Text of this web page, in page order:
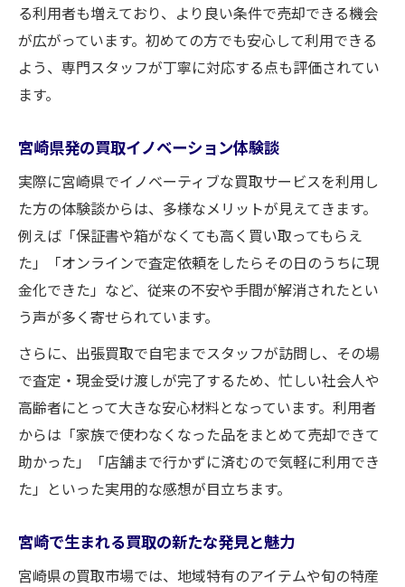
る利用者も増えており、より良い条件で売却できる機会
が広がっています。初めての方でも安心して利用できる
よう、専門スタッフが丁寧に対応する点も評価されてい
ます。
宮崎県発の買取イノベーション体験談
実際に宮崎県でイノベーティブな買取サービスを利用し
た方の体験談からは、多様なメリットが見えてきます。
例えば「保証書や箱がなくても高く買い取ってもらえ
た」「オンラインで査定依頼をしたらその日のうちに現
金化できた」など、従来の不安や手間が解消されたとい
う声が多く寄せられています。
さらに、出張買取で自宅までスタッフが訪問し、その場
で査定・現金受け渡しが完了するため、忙しい社会人や
高齢者にとって大きな安心材料となっています。利用者
からは「家族で使わなくなった品をまとめて売却できて
助かった」「店舗まで行かずに済むので気軽に利用でき
た」といった実用的な感想が目立ちます。
宮崎で生まれる買取の新たな発見と魅力
宮崎県の買取市場では、地域特有のアイテムや旬の特産